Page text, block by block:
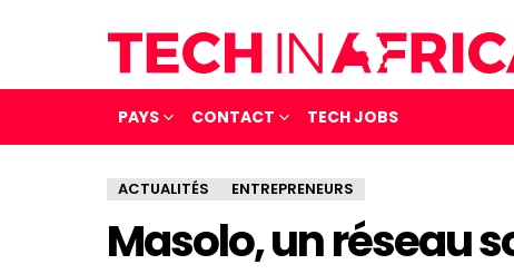
PAYS CONTACT TECH JOBS
ACTUALITÉS ENTREPRENEURS
Masolo, un réseau